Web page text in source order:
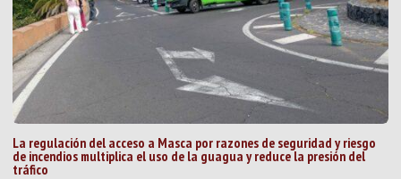
La regulación del acceso a Masca por razones de seguridad y riesgo
de incendios multiplica el uso de la guagua y reduce la presión del
tráfico